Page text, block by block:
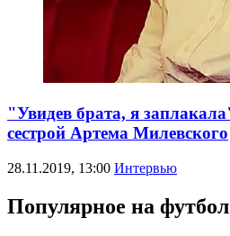
"Увидев брата, я
сестрой Артема Милевского
28.11.2019, 13:00 Интервью
Популярное на